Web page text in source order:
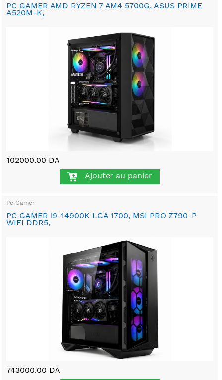
PC GAMER AMD RYZEN 7 AM4 5700G, ASUS PRIME
A520M-K,
102000.00 DA
Ajouter au panier
Pc Gamer
PC GAMER i9-14900K LGA 1700, MSI PRO Z790-P
WIFI DDR5,
743000.00 DA